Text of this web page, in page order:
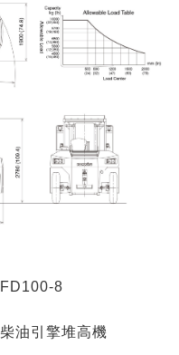
FD100-8
柴油引擎堆高機